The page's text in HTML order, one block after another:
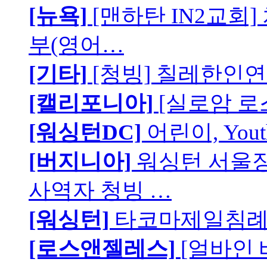
[뉴욕] [맨하탄 IN2교회]
부(영어…
[기타] [청빙] 칠레한인
[캘리포니아] [실로암 로
[워싱턴DC] 어린이,
[버지니아] 워싱턴 서울
사역자 청빙 …
[워싱턴] 타코마제일침
[로스앤젤레스] [얼바인